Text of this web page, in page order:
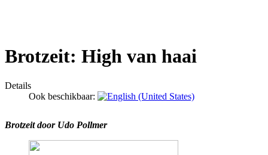
Brotzeit: High van haai
Details
Ook beschikbaar:
Brotzeit door Udo Pollmer